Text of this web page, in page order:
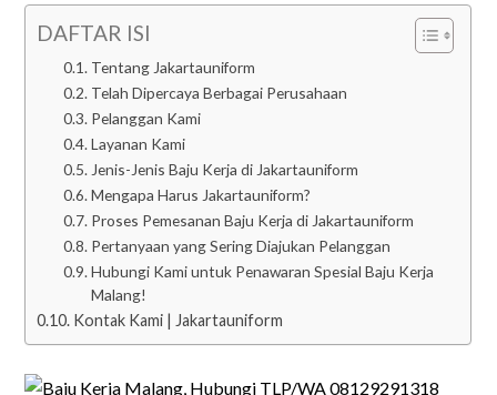
DAFTAR ISI
Tentang Jakartauniform
Telah Dipercaya Berbagai Perusahaan
Pelanggan Kami
Layanan Kami
Jenis-Jenis Baju Kerja di Jakartauniform
Mengapa Harus Jakartauniform?
Proses Pemesanan Baju Kerja di Jakartauniform
Pertanyaan yang Sering Diajukan Pelanggan
Hubungi Kami untuk Penawaran Spesial Baju Kerja
Malang!
Kontak Kami | Jakartauniform